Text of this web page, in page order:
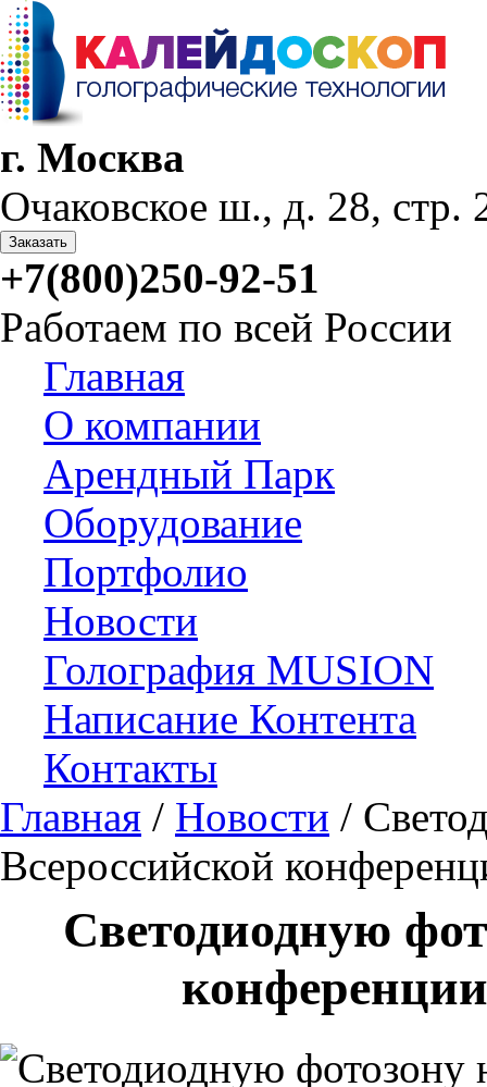
г. Москва
Очаковское ш., д. 28, стр.
Заказать
+7(800)250-92-51
Работаем по всей России
Главная
О компании
Арендный Парк
Оборудование
Портфолио
Новости
Голография MUSION
Написание Контента
Контакты
Главная / Новости /
Всероссийской
Светодиодную